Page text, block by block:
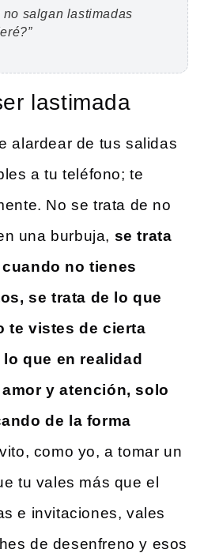
no salgan lastimadas
lastimada
alardear de tus salidas
a tu teléfono; te
No se trata de no
una burbuja, se trata
no tienes
se trata de lo que
te vistes de cierta
que en realidad
y atención, solo
de la forma
como yo, a tomar un
tu vales más que el
e invitaciones, vales
de desenfreno y esos